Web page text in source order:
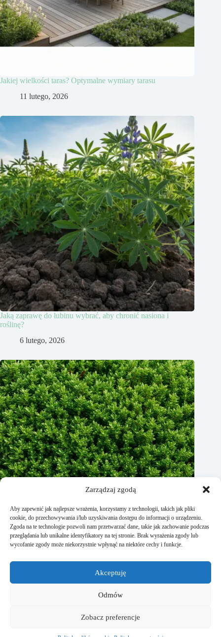
Zarządzaj zgodą
Aby zapewnić jak najlepsze wrażenia, korzystamy z technologii, takich jak pliki
cookie, do przechowywania i/lub uzyskiwania dostępu do informacji o urządzeniu.
Zgoda na te technologie pozwoli nam przetwarzać dane, takie jak zachowanie podczas
przeglądania lub unikalne identyfikatory na tej stronie. Brak wyrażenia zgody lub
wycofanie zgody może niekorzystnie wpłynąć na niektóre cechy i funkcje.
Akceptuję
Odmów
Zobacz preferencje
Jakiej wielkości taras? Optymalne wymiary tarasu
11 lutego, 2026
Jaką zaprawę do łubinu wybrać, aby chronić nasiona i
roślinę?
6 lutego, 2026
Jak rozmnożyć bukszpan? Praktyczne porady
lubią kreować otaczającą ich przestrzeń na własnych